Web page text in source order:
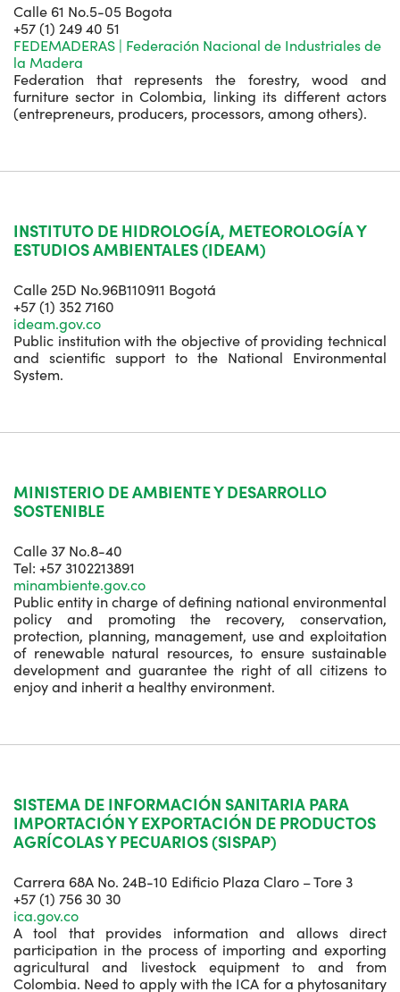
Calle 61 No.5-05 Bogota
+57 (1) 249 40 51
FEDEMADERAS | Federación Nacional de Industriales de
la Madera
Federation that represents the forestry, wood and
furniture sector in Colombia, linking its different actors
(entrepreneurs, producers, processors, among others).
INSTITUTO DE HIDROLOGÍA, METEOROLOGÍA Y
ESTUDIOS AMBIENTALES (IDEAM)
Calle 25D No.96B110911 Bogotá
+57 (1) 352 7160
ideam.gov.co
Public institution with the objective of providing technical
and scientific support to the National Environmental
System.
MINISTERIO DE AMBIENTE Y DESARROLLO
SOSTENIBLE
Calle 37 No.8-40
Tel: +57 3102213891
minambiente.gov.co
Public entity in charge of defining national environmental
policy and promoting the recovery, conservation,
protection, planning, management, use and exploitation
of renewable natural resources, to ensure sustainable
development and guarantee the right of all citizens to
enjoy and inherit a healthy environment.
SISTEMA DE INFORMACIÓN SANITARIA PARA
IMPORTACIÓN Y EXPORTACIÓN DE PRODUCTOS
AGRÍCOLAS Y PECUARIOS (SISPAP)
Carrera 68A No. 24B-10 Edificio Plaza Claro – Tore 3
+57 (1) 756 30 30
ica.gov.co
A tool that provides information and allows direct
participation in the process of importing and exporting
agricultural and livestock equipment to and from
Colombia. Need to apply with the ICA for a phytosanitary